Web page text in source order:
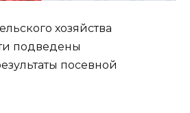
хозяйства
подведены
посевной